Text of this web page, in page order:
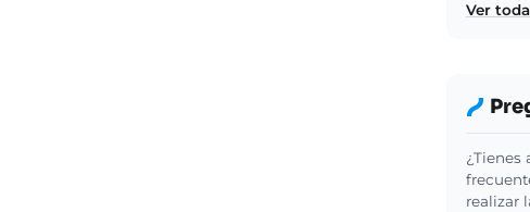
Ver
¿Tienes
realizar